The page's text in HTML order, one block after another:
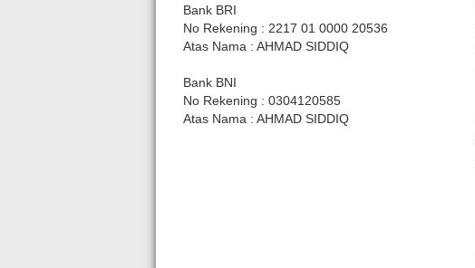
Bank BRI
No Rekening : 2217 01 0000 20536
Atas Nama : AHMAD SIDDIQ
Bank BNI
No Rekening : 0304120585
Atas Nama : AHMAD SIDDIQ